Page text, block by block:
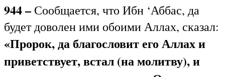
944 – Сообщается, что Ибн ‘Аббас, да
будет доволен ими обоими Аллах, сказал:
«Пророк, да благословит его Аллах и
приветствует, встал (на молитву), и